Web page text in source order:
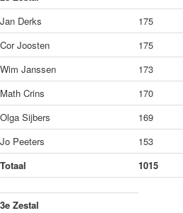
Jan Derks
175
Cor Joosten
175
Wim Janssen
173
Math Crins
170
Olga Sijbers
169
Jo Peeters
153
Totaal
1015
3e Zestal